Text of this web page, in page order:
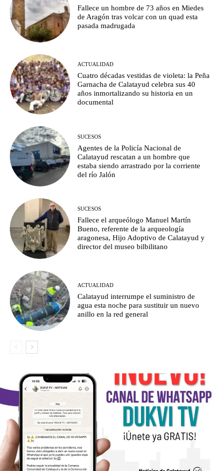
Fallece un hombre de 73 años en Miedes
de Aragón tras volcar con un quad esta
pasada madrugada
ACTUALIDAD
Cuatro décadas vestidas de violeta: la Peña
Garnacha de Calatayud celebra sus 40
años inmortalizando su historia en un
documental
SUCESOS
Agentes de la Policía Nacional de
Calatayud rescatan a un hombre que
estaba siendo arrastrado por la corriente
del río Jalón
SUCESOS
Fallece el arqueólogo Manuel Martín
Bueno, referente de la arqueología
aragonesa, Hijo Adoptivo de Calatayud y
director del museo bilbilitano
ACTUALIDAD
Calatayud interrumpe el suministro de
agua esta noche para sustituir un nuevo
anillo en la red general